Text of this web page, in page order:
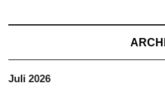
Juli 2026